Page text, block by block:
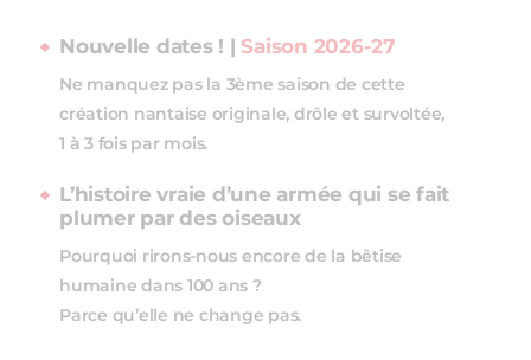
Nouvelle dates ! | Saison 2026-27
Ne manquez pas la 3ème saison de cette
création nantaise originale, drôle et survoltée,
1 à 3 fois par mois.
L’histoire vraie d’une armée qui se fait
plumer par des oiseaux
Pourquoi rirons‑nous encore de la bêtise
humaine dans 100 ans ?
Parce qu’elle ne change pas.